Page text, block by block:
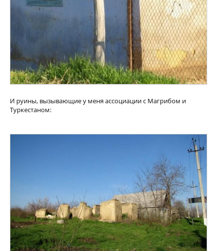
И руины, вызывающие у меня ассоциации с Магрибом и
Туркестаном: